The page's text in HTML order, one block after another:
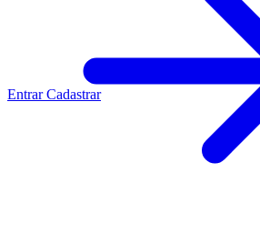
EntrarCadastrar